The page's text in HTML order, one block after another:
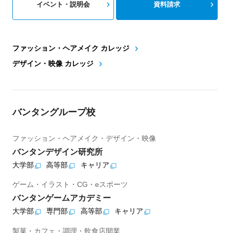
ファッション・ヘアメイク カレッジ
デザイン・映像 カレッジ
イベント・説明会 資料請求
バンタングループ校
ファッション・ヘアメイク・デザイン・映像
バンタンデザイン研究所
大学部 高等部 キャリア
ゲーム・イラスト・CG・eスポーツ
バンタンゲームアカデミー
大学部 専門部 高等部 キャリア
製菓・カフェ・調理・飲食店開業